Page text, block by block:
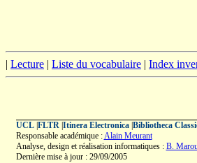
| Lecture | Liste du vocabulaire | Index
UCL| FLTR| Itinera Electronica| Bibliotheca
Responsable académique :Alain Meurant
Analyse, design et réalisation informatiques : B.
Dernière mise à jour : 29/09/2005